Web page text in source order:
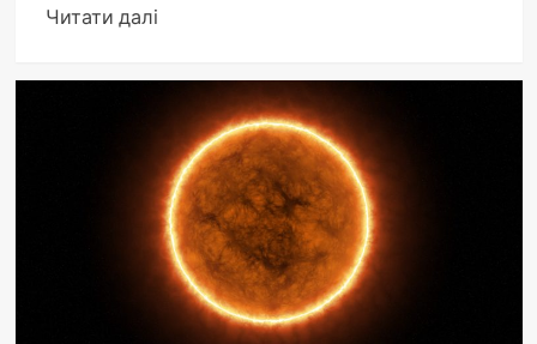
Читати даліДокладніше
Перевірка
номера
телефону
на
шахрайство:
повний
гайд